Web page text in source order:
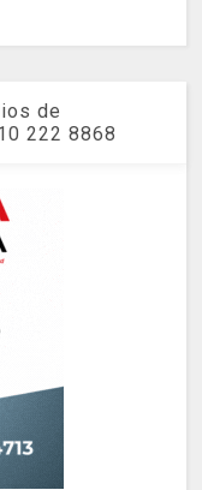
de
222 8868